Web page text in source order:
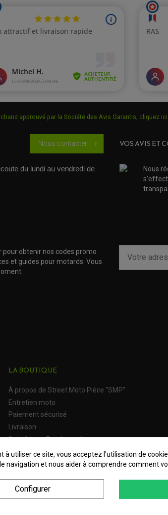
approuvé par la Société des Avis Garantis, cliquez
Nous contacter chevron_right
du lundi au vendredi de
VOS AVIS ET
Nous
obtenir nos codes promo
et guides pour motards. Vous
LA BOUTIQUE
À propos de Street Moto Pièce "SMP"
Entretien moto
Paiement sécurisé
Livraison
Satisfait ou Remboursé
à utiliser ce site, vous acceptez l'utilisation de
navigation et nous aider à comprendre comment
Configurer